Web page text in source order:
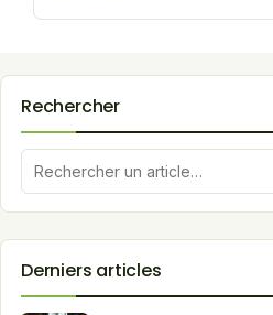
Rechercher
Derniers articles